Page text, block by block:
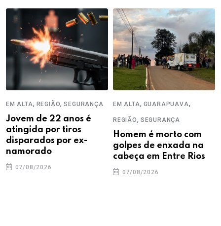
EM ALTA, REGIÃO,SEGURANÇA
Jovem de 22 anos é
atingida por tiros
disparados por ex-
namorado
07/08/2026
EM ALTA, GUARAPUAVA,
REGIÃO, SEGURANÇA
Homem é morto com
golpes de enxada na
cabeça em Entre Rios
07/08/2026